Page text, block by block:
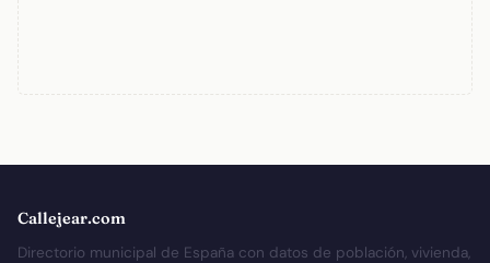
Callejear.com
Directorio municipal de España con datos de población, vivienda,